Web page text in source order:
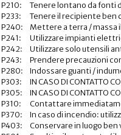
P210:
Tenere lontano da fonti
P233:
Tenere il recipiente ben
P240:
Mettere a terra /
P241:
Utilizzare impianti
P242:
Utilizzare solo utensili
P243:
Prendere precauzioni
P280:
Indossare guanti /
P303:
IN CASO DI CONTATTO
P305:
IN CASO DI CONTATTO
P310:
Contattare
P370:
In caso di incendio:
P403:
Conservare in luogo